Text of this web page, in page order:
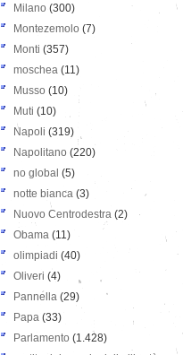
Milano (300)
Montezemolo (7)
Monti (357)
moschea (11)
Musso (10)
Muti (10)
Napoli (319)
Napolitano (220)
no global (5)
notte bianca (3)
Nuovo Centrodestra (2)
Obama (11)
olimpiadi (40)
Oliveri (4)
Pannella (29)
Papa (33)
Parlamento (1.428)